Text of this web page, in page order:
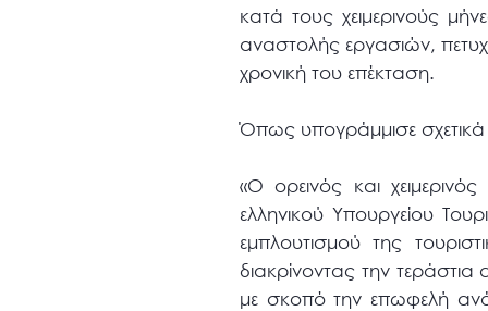
κατά τους χειμερινούς
αναστολής εργασιών,
χρονική του επέκταση.
Όπως υπογράμμισε
«Ο ορεινός και
ελληνικού Υπουργείου
εμπλουτισμού της
διακρίνοντας την
με σκοπό την επωφελή